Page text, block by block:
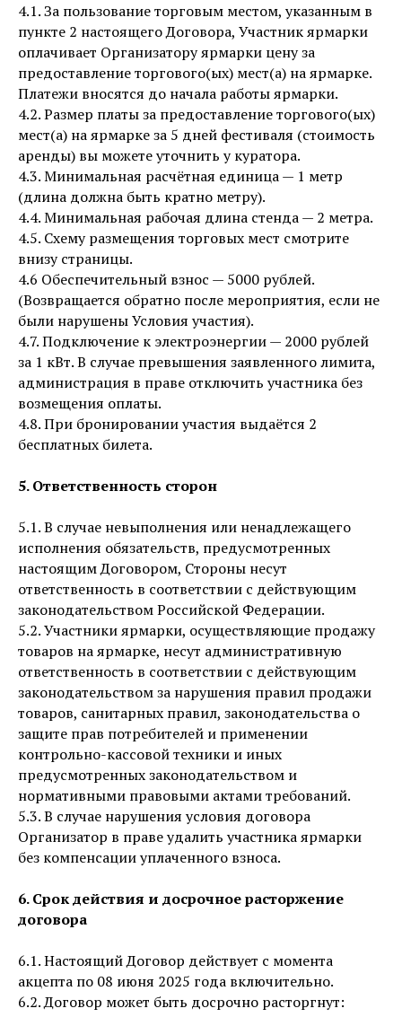
4.1. За пользование торговым местом, указанным в
пункте 2 настоящего Договора, Участник ярмарки
оплачивает Организатору ярмарки цену за
предоставление торгового(ых) мест(а) на ярмарке.
Платежи вносятся до начала работы ярмарки.
4.2. Размер платы за предоставление торгового(ых)
мест(а) на ярмарке за 5 дней фестиваля (стоимость
аренды) вы можете уточнить у куратора.
4.3. Минимальная расчётная единица — 1 метр
(длина должна быть кратно метру).
4.4. Минимальная рабочая длина стенда — 2 метра.
4.5. Схему размещения торговых мест смотрите
внизу страницы.
4.6 Обеспечительный взнос — 5000 рублей.
(Возвращается обратно после мероприятия, если не
были нарушены Условия участия).
4.7. Подключение к электроэнергии — 2000 рублей
за 1 кВт. В случае превышения заявленного лимита,
администрация в праве отключить участника без
возмещения оплаты.
4.8. При бронировании участия выдаётся 2
бесплатных билета.
5. Ответственность сторон
5.1. В случае невыполнения или ненадлежащего
исполнения обязательств, предусмотренных
настоящим Договором, Стороны несут
ответственность в соответствии с действующим
законодательством Российской Федерации.
5.2. Участники ярмарки, осуществляющие продажу
товаров на ярмарке, несут административную
ответственность в соответствии с действующим
законодательством за нарушения правил продажи
товаров, санитарных правил, законодательства о
защите прав потребителей и применении
контрольно-кассовой техники и иных
предусмотренных законодательством и
нормативными правовыми актами требований.
5.3. В случае нарушения условия договора
Организатор в праве удалить участника ярмарки
без компенсации уплаченного взноса.
6. Срок действия и досрочное расторжение
договора
6.1. Настоящий Договор действует с момента
акцепта по 08 июня 2025 года включительно.
6.2. Договор может быть досрочно расторгнут: